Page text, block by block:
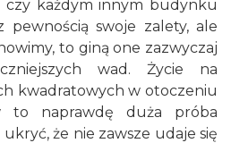
czy każdym innym budynku
pewnością swoje zalety, ale
to giną one zazwyczaj
wad. Życie na
kwadratowych w otoczeniu
to naprawdę duża próba
że nie zawsze udaje się